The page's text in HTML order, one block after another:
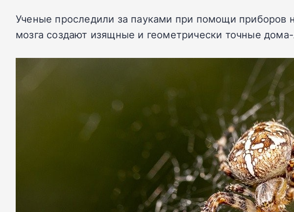
Ученые проследили за пауками при помощи приборов
мозга создают изящные и геометрически точные